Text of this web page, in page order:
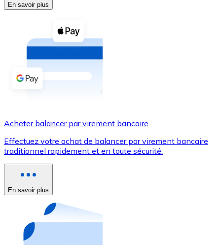
Voir toutes
Coupons crypto
Achetez des cryptomonnaies en espèces et d'autres
Acheter avec espèces
Virement SEPA
Utilisez les cartes Visa et Mastercard pour acheter
Acheter avec carte
Nouveau
Achetez des cartes-cadeaux de vos marques
Aller à la boutique de cartes-cadeaux
En savoir plus
Acheter balancer par virement bancaire
Effectuez votre achat de balancer par virement bancaire
traditionnel rapidement et en toute sécurité.
En savoir plus